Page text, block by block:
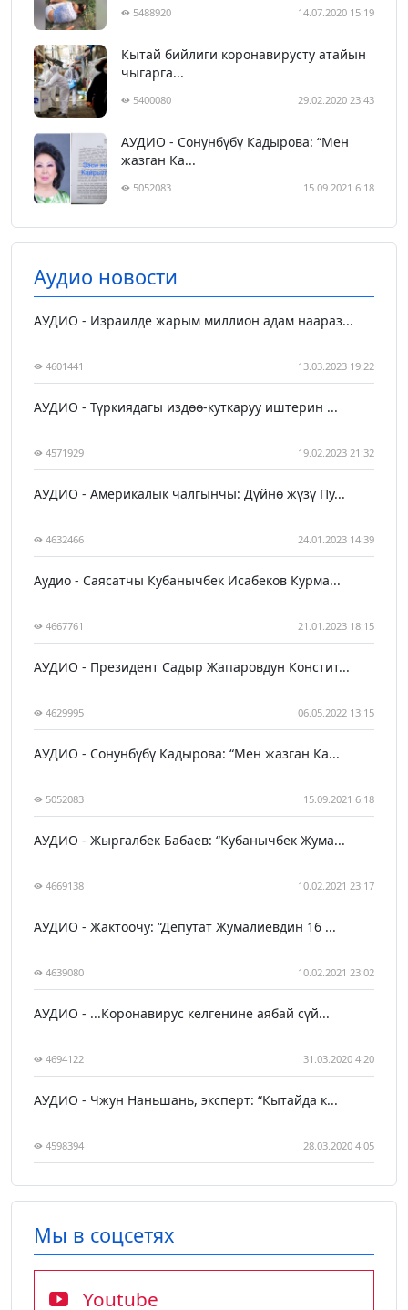
5488920 14.07.2020 15:19
Кытай бийлиги коронавирусту атайын
чыгарга...
5400080 29.02.2020 23:43
АУДИО - Сонунбүбү Кадырова: “Мен
жазган Ка...
5052083 15.09.2021 6:18
Аудио новости
АУДИО - Израилде жарым миллион адам наараз...
4601441 13.03.2023 19:22
АУДИО - Түркиядагы издөө-куткаруу иштерин ...
4571929 19.02.2023 21:32
АУДИО - Америкалык чалгынчы: Дүйнө жүзү Пу...
4632466 24.01.2023 14:39
Аудио - Саясатчы Кубанычбек Исабеков Курма...
4667761 21.01.2023 18:15
АУДИО - Президент Садыр Жапаровдун Констит...
4629995 06.05.2022 13:15
АУДИО - Сонунбүбү Кадырова: “Мен жазган Ка...
5052083 15.09.2021 6:18
АУДИО - Жыргалбек Бабаев: “Кубанычбек Жума...
4669138 10.02.2021 23:17
АУДИО - Жактоочу: “Депутат Жумалиевдин 16 ...
4639080 10.02.2021 23:02
АУДИО - ...Коронавирус келгенине аябай сүй...
4694122 31.03.2020 4:20
АУДИО - Чжун Наньшань, эксперт: “Кытайда к...
4598394 28.03.2020 4:05
Мы в соцсетях
Youtube